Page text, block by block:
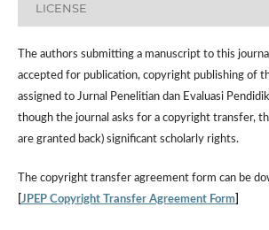
LICENSE
The authors submitting a manuscript to this
accepted for publication, copyright publishing of
assigned to Jurnal Penelitian dan Evaluasi
though the journal asks for a copyright transfer,
are granted back) significant scholarly rights.
Thecopyright transfer agreement form can be
JPEP Copyright Transfer Agreement Form]